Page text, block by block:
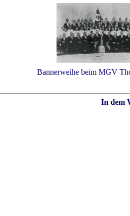
Bannerweihe beim MGV
In dem